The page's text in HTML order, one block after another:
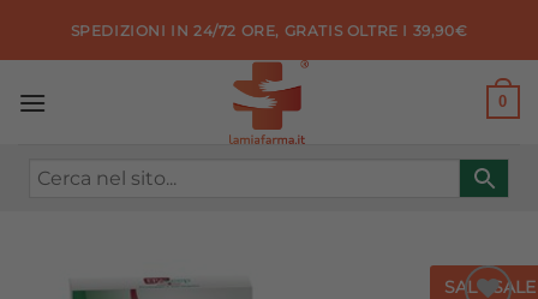
SPEDIZIONI IN 24/72 ORE, GRATIS OLTRE I 39,90€
0
SALE SALE